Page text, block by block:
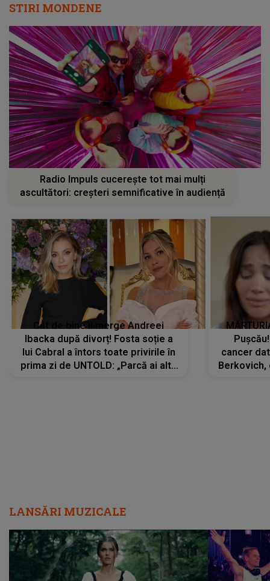
STIRI MONDENE
Radio Impuls cucerește tot mai mulți
ascultători: creșteri semnificative în audiență
Cât de bine îi merge Andreei
Ibacka după divorț! Fosta soție a
lui Cabral a întors toate privirile în
prima zi de UNTOLD: „Parcă ai altă
cancer
LANSĂRI MUZICALE